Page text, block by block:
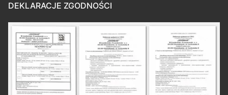
DEKLARACJE ZGODNOŚCI